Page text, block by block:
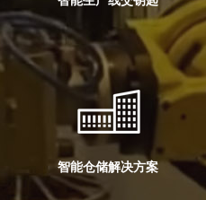
智能仓储解决方案